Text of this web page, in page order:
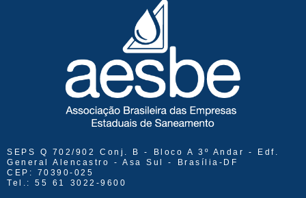
SEPS Q 702/902 Conj. B - Bloco A 3º Andar - Edf.
General Alencastro - Asa Sul - Brasília-DF
CEP: 70390-025
Tel.: 55 61 3022-9600